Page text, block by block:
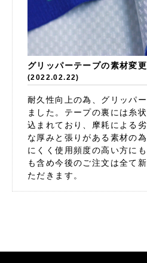
グリッパーテープの素材変
(2022.02.22)
耐久性向上の為、グリッパ
ました。テープの裏には糸
込まれており、摩耗による
な厚みと張りがある素材の
にくく使用頻度の高い方に
も含め今後のご注文は全て
ただきます。